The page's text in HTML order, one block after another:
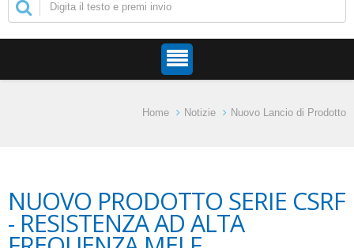
Home Notizie Nuovo Lancio di Prodotto
NUOVO PRODOTTO SERIE CSRF
- RESISTENZA AD ALTA